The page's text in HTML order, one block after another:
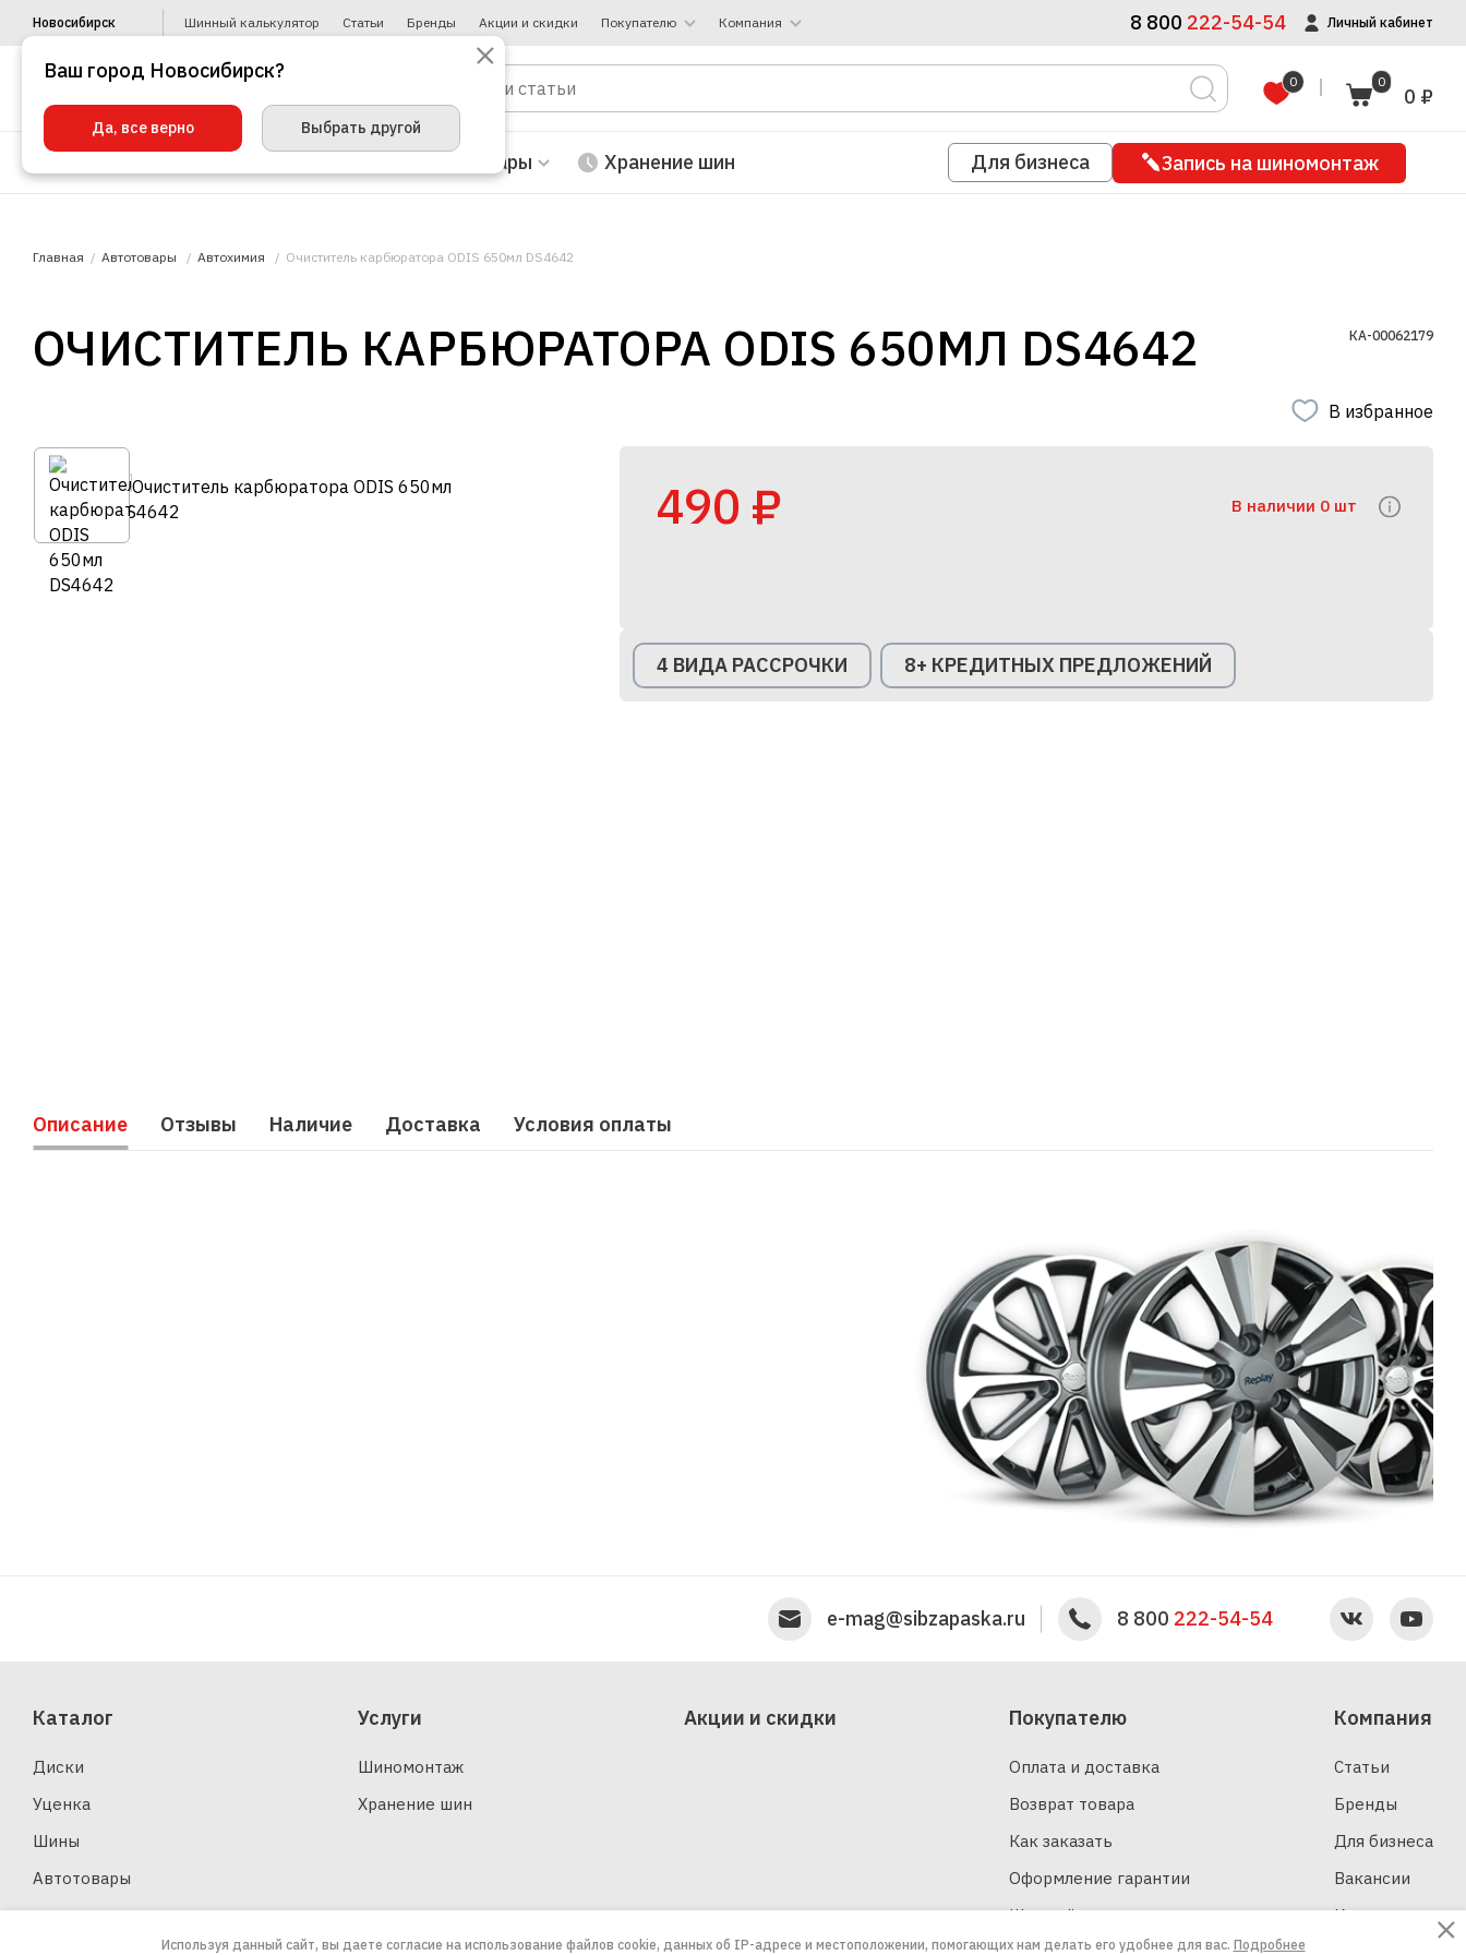
Новосибирск Шинный калькулятор Статьи Бренды Акции и скидки Покупателю Компания 8 800 222-54-54 Личный кабинет
0 0
0 ₽
Автотовары Хранение шин Для бизнеса Запись на шиномонтаж
Главная Автотовары Автохимия Очиститель карбюратора ODIS 650мл DS4642
ОЧИСТИТЕЛЬ КАРБЮРАТОРА ODIS 650МЛ DS4642 КА-00062179
В избранное
490 ₽ В наличии 0 шт
4 ВИДА РАССРОЧКИ 8+ КРЕДИТНЫХ ПРЕДЛОЖЕНИЙ
Описание Отзывы Наличие Доставка Условия оплаты
e-mag@sibzapaska.ru 8 800 222-54-54
Каталог
Диски
Уценка
Шины
Автотовары
Услуги
Шиномонтаж
Хранение шин
Акции и скидки Покупателю
Оплата и доставка
Возврат товара
Как заказать
Оформление гарантии
Шинный калькулятор
Компания
Статьи
Бренды
Для бизнеса
Вакансии
Контакты
Ваш город Новосибирск?
Да, все верно Выбрать другой
Используя данный сайт, вы даете согласие на использование файлов cookie, данных об IP-адресе и местоположении, помогающих нам делать его удобнее для вас. Подробнее